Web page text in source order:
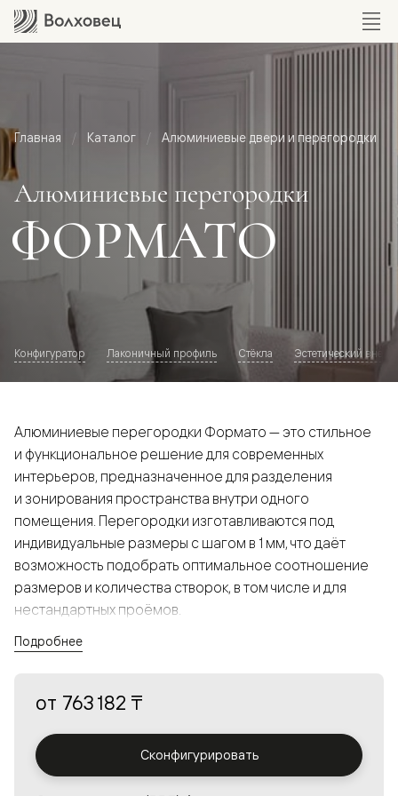
Главная Каталог Алюминиевые двери и перегородки
Алюминиевые перегородки
ФОРМАТО
Конфигуратор Лаконичный профиль Стёкла Эстетический
Алюминиевые перегородки Формато — это стильное
и функциональное решение для современных
интерьеров, предназначенное для разделения
и зонирования пространства внутри одного
помещения. Перегородки изготавливаются под
индивидуальные размеры с шагом в 1 мм, что даёт
возможность подобрать оптимальное соотношение
размеров и количества створок, в том числе и для
нестандартных проёмов.
а большой выбор вставок из стекла с различными
решения в интерьере и варьировать освещённость.
Подробнее
от 763 182 ₸
Сконфигурировать